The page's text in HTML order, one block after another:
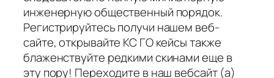
инженерную общественный порядок.
Регистрируйтесь получи нашем веб-
сайте, открывайте КС ГО кейсы также
блаженствуйте редкими скинами еще в
эту пору! Переходите в наш вебсайт (а)